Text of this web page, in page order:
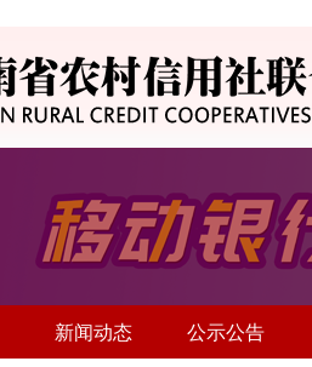
新闻动态 公示公告